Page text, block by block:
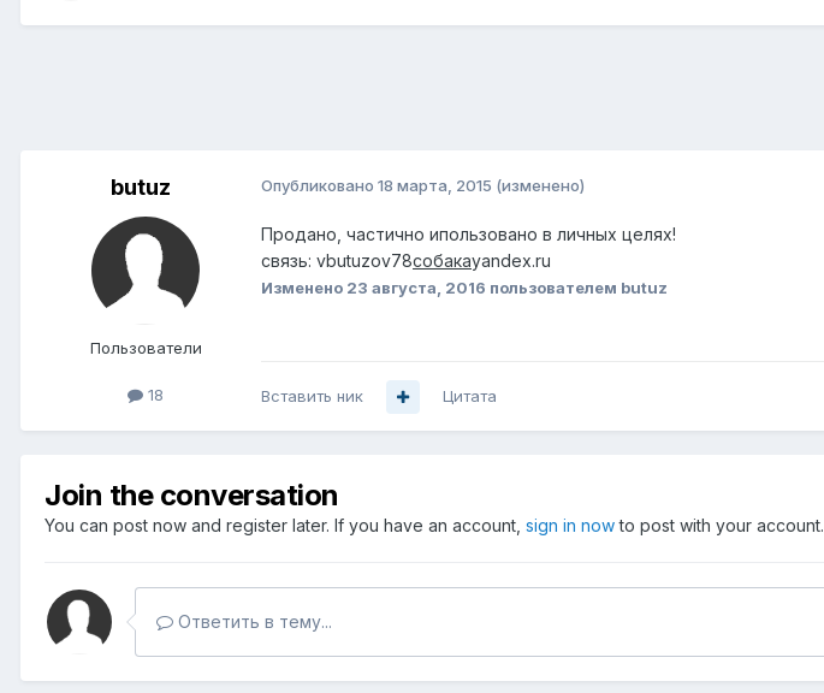
butuz
Пользователи
18
Опубликовано 18 марта, 2015 (изменено)
Продано, частично ипользовано в личных целях!
связь: vbutuzov78собакаyandex.ru
Изменено 23 августа, 2016 пользователем butuz
Вставить ник Цитата
Join the conversation
You can post now and register later. If you have an account, sign in nowto post with your account.
Ответить в тему...